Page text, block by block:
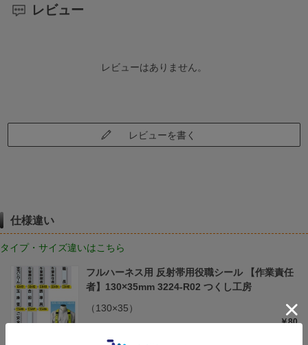
レビュー
レビューはありません。
レビューを書く
仕様違い
タイプ・サイズ違いはこちら
フルハーネス用 反射帯用役職シール 【作業責任
者】130×35mm 3224-R02 つくし工房
（130×35）
￥80